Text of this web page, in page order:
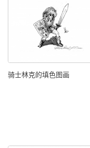
骑士林克的填色图画